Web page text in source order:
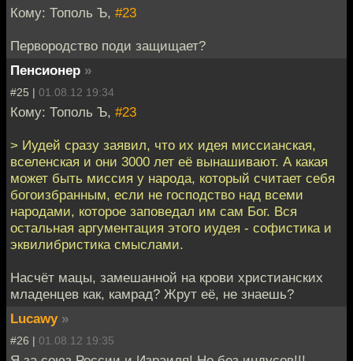
Кому: Тополь Ъ, #23
Первородство поди защищает?
Пенсионер »
#25 | 01.08.12 19:34
Кому: Тополь Ъ, #23
> Иудей сразу заявил, что их идея миссианская,
вселенская и они 3000 лет её вынашивают. А какая
может быть миссия у народа, который считает себя
богоизбранным, если не господство над всеми
народами, которое заповедал им сам Бог. Вся
остальная аргументация этого иудея - софистика и
эквилибристика смыслами.
Насчёт мацы, замешанной на крови христианских
младенцев как, камрад? Жрут её, не знаешь?
Lucawy »
#26 | 01.08.12 19:35